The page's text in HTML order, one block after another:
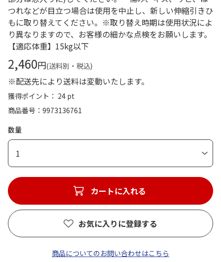
つれなどが目立つ場合は使用を中止し、新しい伸縮引きひ
もに取り替えてください。※取り替え時期は使用状況によ
り異なりますので、お客様の細かな点検をお願いします。
【適応体重】15kg以下
2,460円(送料別・税込)
※配送先により送料は変動いたします。
獲得ポイント： 24 pt
商品番号
9973136761
数量
1
カートに入れる
お気に入りに登録する
商品についてのお問い合わせはこちら